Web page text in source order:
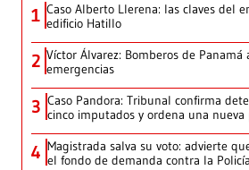
1 Caso Alberto Llerena: las claves del
edificio Hatillo
2 Víctor Álvarez: Bomberos de
emergencias
3 Caso Pandora: Tribunal confirma
cinco imputados y ordena una nueva
4 Magistrada salva su voto: advierte
el fondo de demanda contra la